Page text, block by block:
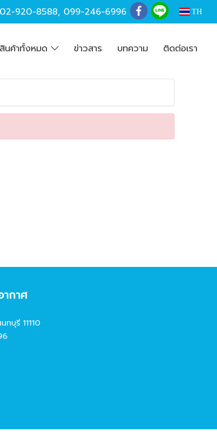
02-920-8588, 099-246-6996 TH
สินค้าทั้งหมด ข่าวสาร บทความ ติดต่อเรา
กาศ
บุรี 11110